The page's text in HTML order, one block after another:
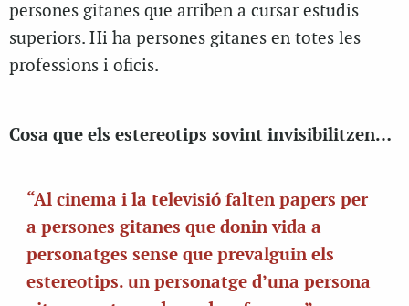
persones gitanes que arriben a cursar estudis
superiors. Hi ha persones gitanes en totes les
professions i oficis.
Cosa que els estereotips sovint invisibilitzen…
“Al cinema i la televisió falten papers per
a persones gitanes que donin vida a
personatges sense que prevalguin els
estereotips. un personatge d’una persona